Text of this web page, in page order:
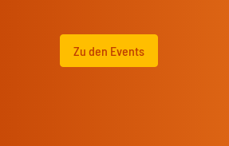
Zu den Events